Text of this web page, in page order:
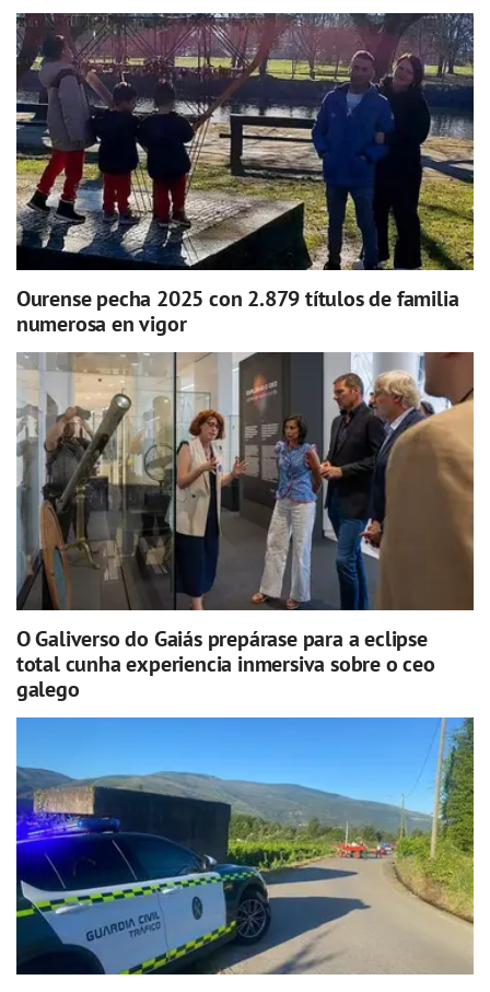
Ourense pecha 2025 con 2.879 títulos de familia
numerosa en vigor
O Galiverso do Gaiás prepárase para a eclipse
total cunha experiencia inmersiva sobre o ceo
galego